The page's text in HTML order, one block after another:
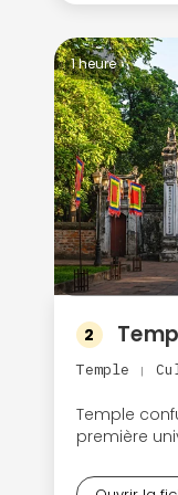
1 heure
2
Temple |
Temple
première